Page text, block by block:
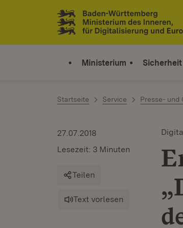
Zum Inhalt springen
Link zur Startseite
Ministerium Sicherheit
Startseite Service Presse-
27.07.2018
Lesezeit: 3 Minuten
Teilen
Text vorlesen